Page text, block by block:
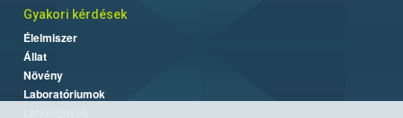
Gyakori kérdések
Élelmiszer
Állat
Növény
Laboratóriumok